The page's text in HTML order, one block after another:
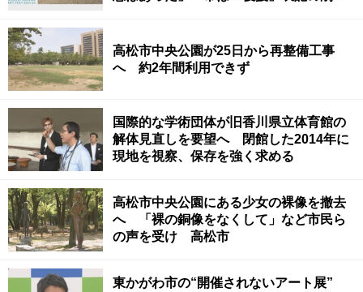
高松市中央公園が25日から再整備工事
へ 約2年間利用できず
国際的な学術団体が旧香川県立体育館の
解体見直しを要望へ 閉館した2014年に
現地を視察、保存を強く求める
高松市中央公園にある少女の裸像を撤去
へ 「裸の銅像をなくして」など市民ら
の声を受け 高松市
東かがわ市の“開催されないアート展”